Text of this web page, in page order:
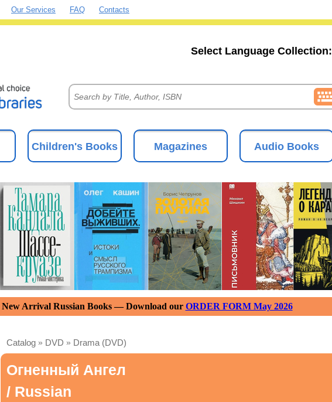
Our Services FAQ Contacts
Select Language Collection:
Children's Books Magazines Audio Books
New Arrival Russian Books — Download our ORDER FORM May 2026
Catalog » DVD » Drama (DVD)
Огненный Ангел
/ Russian